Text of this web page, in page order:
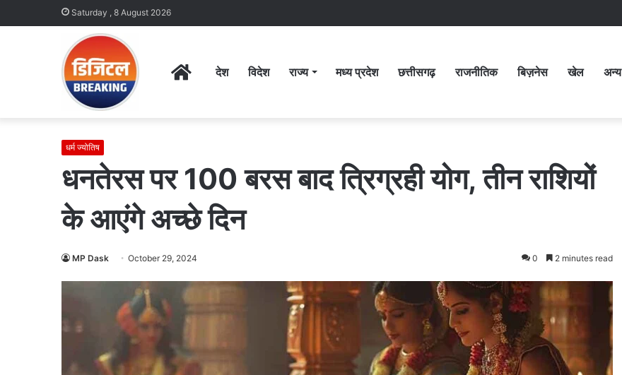
Saturday , 8 August 2026
Homeदेश विदेश राज्य मध्य प्रदेश छत्तीसगढ़ राजनीतिक बिज़नेस खेल अन्य
धर्म ज्योतिष
धनतेरस पर 100 बरस बाद त्रिग्रही योग, तीन राशियों
के आएंगे अच्छे दिन
MP Dask October 29, 2024 0 2 minutes read